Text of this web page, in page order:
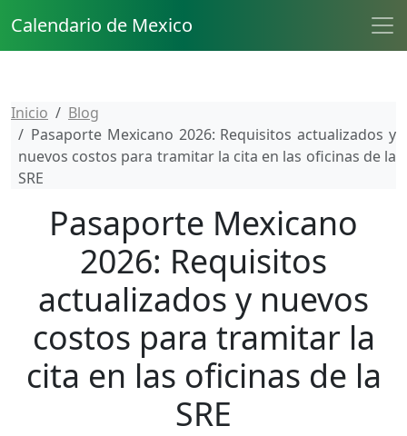
Calendario de Mexico
Inicio
Blog
Pasaporte Mexicano 2026: Requisitos actualizados y
nuevos costos para tramitar la cita en las oficinas de la
SRE
Pasaporte Mexicano
2026: Requisitos
actualizados y nuevos
costos para tramitar la
cita en las oficinas de la
SRE